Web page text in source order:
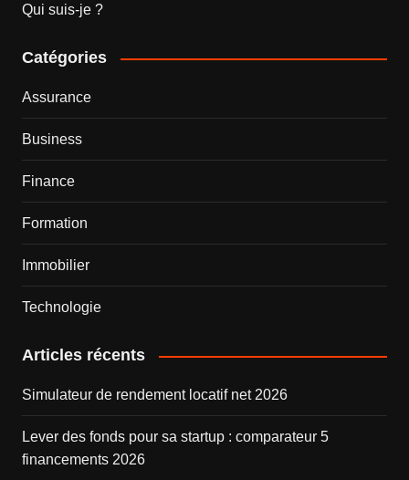
Qui suis-je ?
Catégories
Assurance
Business
Finance
Formation
Immobilier
Technologie
Articles récents
Simulateur de rendement locatif net 2026
Lever des fonds pour sa startup : comparateur 5
financements 2026